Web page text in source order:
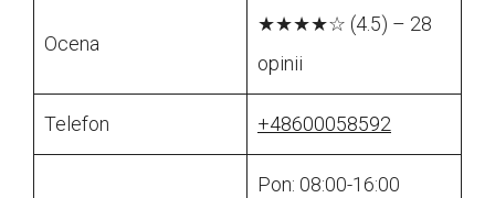
Ocena
★★★★☆ (4.5) – 28
opinii
Telefon +48600058592
Pon: 08:00-16:00